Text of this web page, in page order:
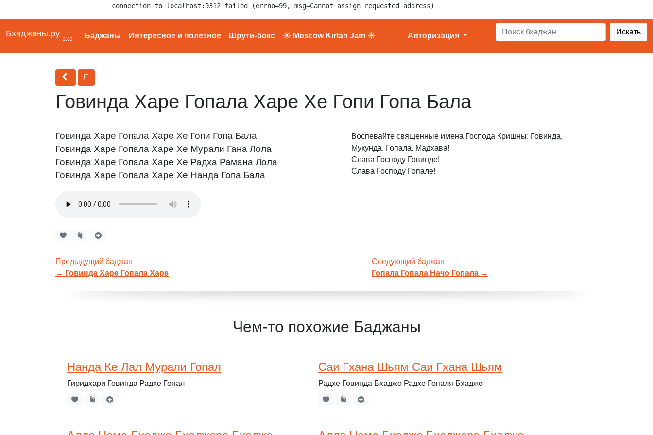
connection to localhost:9312 failed (errno=99, msg=Cannot assign requested address)
Бхаджаны.ру
2.02 Баджаны Интересное и полезное Шрути-бокс ☀ Moscow Kirtan Jam ☀ Авторизация Искать
Г
Говинда Харе Гопала Харе Хе Гопи Гопа Бала
Говинда Харе Гопала Харе Хе Гопи Гопа Бала
Говинда Харе Гопала Харе Хе Мурали Гана Лола
Говинда Харе Гопала Харе Хе Радха Рамана Лола
Говинда Харе Гопала Харе Хе Нанда Гопа Бала
Воспевайте священные имена Господа Кришны: Говинда,
Мукунда, Гопала, Мадхава!
Слава Господу Говинде!
Слава Господу Гопале!
Предыдущий баджан
← Говинда Харе Гопала Харе
Следующий баджан
Гопала Гопала Начо Гопала →
Чем-то похожие Баджаны
Нанда Ке Лал Мурали Гопал
Гиридхари Говинда Радхе Гопал
Саи Гхана Шьям Саи Гхана Шьям
Радхе Говинда Бхаджо Радхе Гопаля Бхаджо